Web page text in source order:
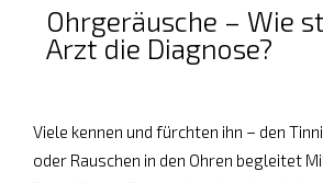
Ohrgeräusche – Wie
Arzt die Diagnose?
Viele kennen und fürchten ihn – den
oder Rauschen in den Ohren begleitet